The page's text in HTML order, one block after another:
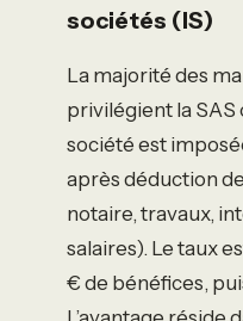
sociétés (IS)
La majorité des
privilégient la SAS
société est
après déduction
notaire, travaux,
salaires). Le taux
€ de bénéfices,